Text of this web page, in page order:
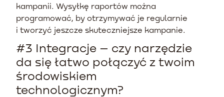
kampanii. Wysyłkę raportów można
programować, by otrzymywać je regularnie
i tworzyć jeszcze skuteczniejsze kampanie.
#3 Integracje – czy narzędzie
da się łatwo połączyć z twoim
środowiskiem
technologicznym?